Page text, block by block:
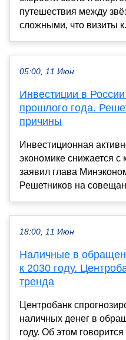
путешествия между
сложными, что визиты
05:00, 11 Июн
Инвестиции в
прошлого года.
причины
Инвестиционная
экономике снижается с
заявил глава
Решетников на
18:00, 11 Июн
Наличные в
к 2030 году.
тренда
Центробанк
наличных денег в
году. Об этом